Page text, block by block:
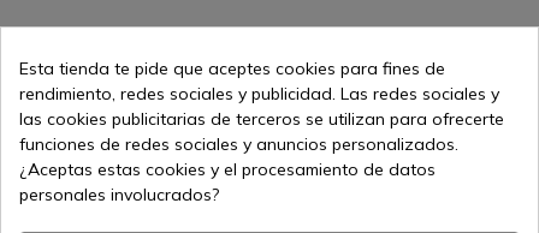
64,00 € Añadir al carrito
Vendiendo online desde 1998
Esta tienda te pide que aceptes cookies para fines de
rendimiento, redes sociales y publicidad. Las redes sociales y
las cookies publicitarias de terceros se utilizan para ofrecerte
funciones de redes sociales y anuncios personalizados.
¿Aceptas estas cookies y el procesamiento de datos
personales involucrados?